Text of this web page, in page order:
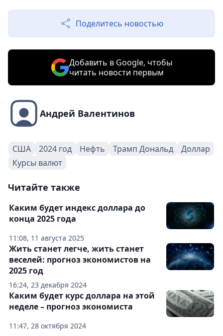
Поделитесь новостью
Добавить в Google, чтобы
читать новости первым
Андрей Валентинов
США 2024 год Нефть Трамп Дональд
Доллар
Курсы валют
Читайте также
11:08, 11 августа 2025
Каким будет индекс доллара до
конца 2025 года
16:24, 23 декабря 2024
Жить станет легче, жить станет
веселей: прогноз экономистов на
2025 год
11:47, 28 октября 2024
Каким будет курс доллара на этой
неделе – прогноз экономиста